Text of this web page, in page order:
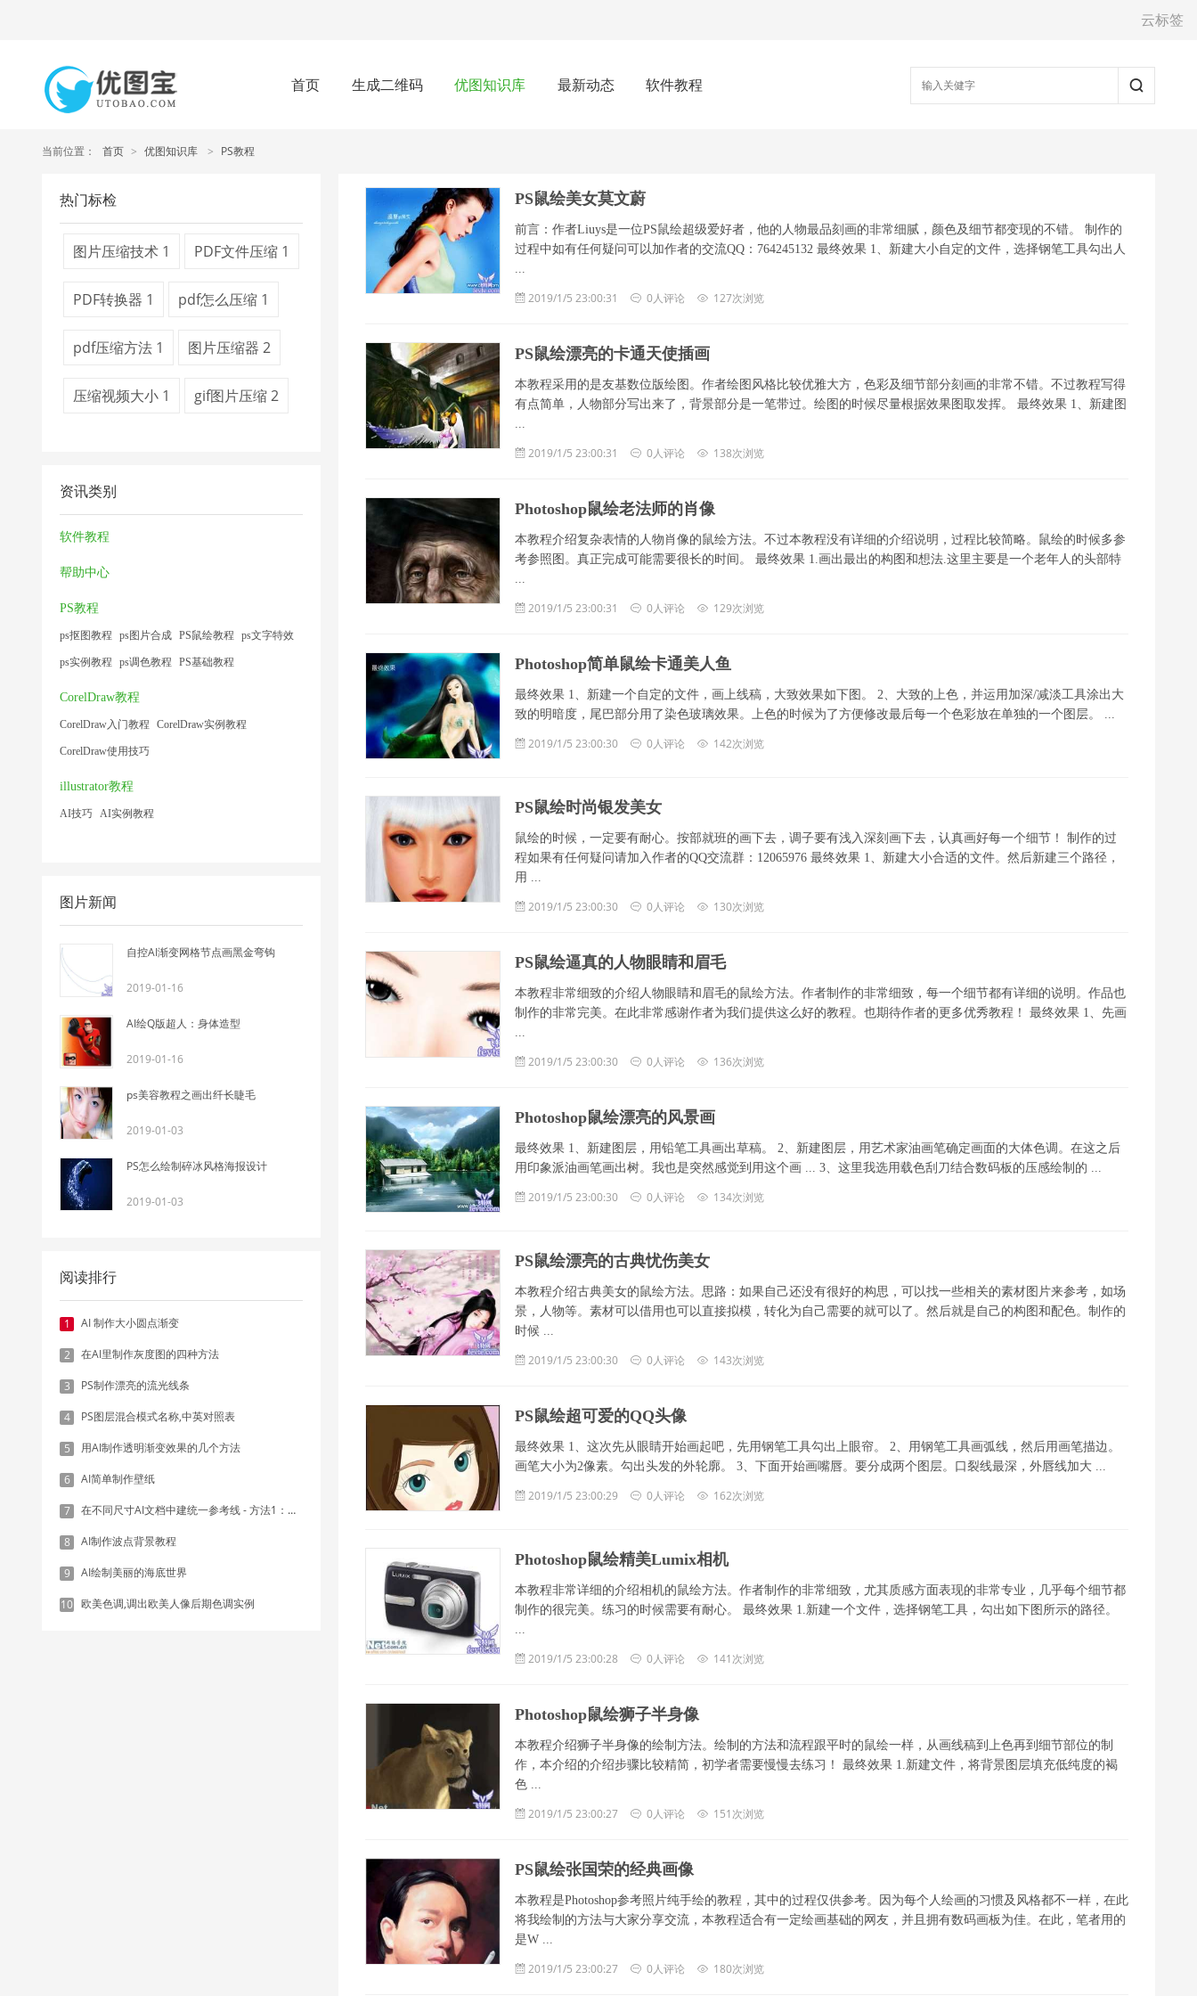
云标签
首页 生成二维码 优图知识库 最新动态 软件教程
当前位置： 首页 > 优图知识库 > PS教程
热门标检
图片压缩技术 1 PDF文件压缩 1
PDF转换器 1 pdf怎么压缩 1
pdf压缩方法 1 图片压缩器 2
压缩视频大小 1 gif图片压缩2
资讯类别
软件教程
帮助中心
PS教程
ps抠图教程 ps图片合成 PS鼠绘教程 ps文字特效
ps实例教程 ps调色教程 PS基础教程
CorelDraw教程
CorelDraw入门教程 CorelDraw实例教程
CorelDraw使用技巧
illustrator教程
AI技巧 AI实例教程
图片新闻
自控AI渐变网格节点画黑金弯钩
2019-01-16
AI绘Q版超人：身体造型
2019-01-16
ps美容教程之画出纤长睫毛
2019-01-03
PS怎么绘制碎冰风格海报设计
2019-01-03
阅读排行
1 AI 制作大小圆点渐变
2 在AI里制作灰度图的四种方法
3 PS制作漂亮的流光线条
4 PS图层混合模式名称,中英对照表
5 用AI制作透明渐变效果的几个方法
6 AI简单制作壁纸
7 在不同尺寸AI文档中建统一参考线 - 方法1：对齐和分布
8 AI制作波点背景教程
9 AI绘制美丽的海底世界
10 欧美色调,调出欧美人像后期色调实例
PS鼠绘美女莫文蔚
前言：作者Liuys是一位PS鼠绘超级爱好者，他的人物最品刻画的非常细腻，颜色及细节都变现的不错。 制作的
过程中如有任何疑问可以加作者的交流QQ：764245132 最终效果 1、新建大小自定的文件，选择钢笔工具勾出人
...
2019/1/5 23:00:31 0人评论 127次浏览
PS鼠绘漂亮的卡通天使插画
本教程采用的是友基数位版绘图。作者绘图风格比较优雅大方，色彩及细节部分刻画的非常不错。不过教程写得
有点简单，人物部分写出来了，背景部分是一笔带过。绘图的时候尽量根据效果图取发挥。 最终效果 1、新建图
...
2019/1/5 23:00:31 0人评论 138次浏览
Photoshop鼠绘老法师的肖像
本教程介绍复杂表情的人物肖像的鼠绘方法。不过本教程没有详细的介绍说明，过程比较简略。鼠绘的时候多参
考参照图。真正完成可能需要很长的时间。 最终效果 1.画出最出的构图和想法.这里主要是一个老年人的头部特
...
2019/1/5 23:00:31 0人评论 129次浏览
Photoshop简单鼠绘卡通美人鱼
最终效果 1、新建一个自定的文件，画上线稿，大致效果如下图。 2、大致的上色，并运用加深/减淡工具涂出大
致的明暗度，尾巴部分用了染色玻璃效果。上色的时候为了方便修改最后每一个色彩放在单独的一个图层。 ...
2019/1/5 23:00:30 0人评论 142次浏览
PS鼠绘时尚银发美女
鼠绘的时候，一定要有耐心。按部就班的画下去，调子要有浅入深刻画下去，认真画好每一个细节！ 制作的过
程如果有任何疑问请加入作者的QQ交流群：12065976 最终效果 1、新建大小合适的文件。然后新建三个路径，
用 ...
2019/1/5 23:00:30 0人评论 130次浏览
PS鼠绘逼真的人物眼睛和眉毛
本教程非常细致的介绍人物眼睛和眉毛的鼠绘方法。作者制作的非常细致，每一个细节都有详细的说明。作品也
制作的非常完美。在此非常感谢作者为我们提供这么好的教程。也期待作者的更多优秀教程！ 最终效果 1、先画
...
2019/1/5 23:00:30 0人评论 136次浏览
Photoshop鼠绘漂亮的风景画
最终效果 1、新建图层，用铅笔工具画出草稿。 2、新建图层，用艺术家油画笔确定画面的大体色调。在这之后
用印象派油画笔画出树。我也是突然感觉到用这个画 ... 3、这里我选用载色刮刀结合数码板的压感绘制的 ...
2019/1/5 23:00:30 0人评论 134次浏览
PS鼠绘漂亮的古典忧伤美女
本教程介绍古典美女的鼠绘方法。思路：如果自己还没有很好的构思，可以找一些相关的素材图片来参考，如场
景，人物等。素材可以借用也可以直接拟模，转化为自己需要的就可以了。然后就是自己的构图和配色。制作的
时候 ...
2019/1/5 23:00:30 0人评论 143次浏览
PS鼠绘超可爱的QQ头像
最终效果 1、这次先从眼睛开始画起吧，先用钢笔工具勾出上眼帘。 2、用钢笔工具画弧线，然后用画笔描边。
画笔大小为2像素。勾出头发的外轮廓。 3、下面开始画嘴唇。要分成两个图层。口裂线最深，外唇线加大 ...
2019/1/5 23:00:29 0人评论 162次浏览
Photoshop鼠绘精美Lumix相机
本教程非常详细的介绍相机的鼠绘方法。作者制作的非常细致，尤其质感方面表现的非常专业，几乎每个细节都
制作的很完美。练习的时候需要有耐心。 最终效果 1.新建一个文件，选择钢笔工具，勾出如下图所示的路径。
...
2019/1/5 23:00:28 0人评论 141次浏览
Photoshop鼠绘狮子半身像
本教程介绍狮子半身像的绘制方法。绘制的方法和流程跟平时的鼠绘一样，从画线稿到上色再到细节部位的制
作，本介绍的介绍步骤比较精简，初学者需要慢慢去练习！ 最终效果 1.新建文件，将背景图层填充低纯度的褐
色 ...
2019/1/5 23:00:27 0人评论 151次浏览
PS鼠绘张国荣的经典画像
本教程是Photoshop参考照片纯手绘的教程，其中的过程仅供参考。因为每个人绘画的习惯及风格都不一样，在此
将我绘制的方法与大家分享交流，本教程适合有一定绘画基础的网友，并且拥有数码画板为佳。在此，笔者用的
是W ...
2019/1/5 23:00:27 0人评论 180次浏览